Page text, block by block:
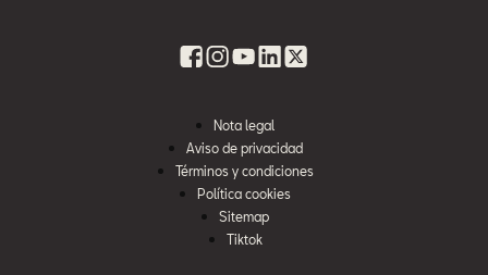
SEAT Usados Certificados
Seguro de autopartes SEAT
Nota legal
Aviso de privacidad
Términos y condiciones
Política cookies
Sitemap
Tiktok